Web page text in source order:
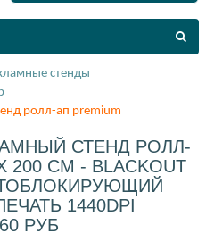
стенды
ролл-ап premium
СТЕНД РОЛЛ-
200 СМ - BLACKOUT
1440DPI
РУБ